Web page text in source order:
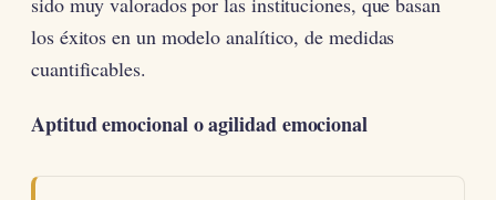
los éxitos en un modelo analítico, de medidas
cuantificables.
Aptitud emocional o agilidad emocional